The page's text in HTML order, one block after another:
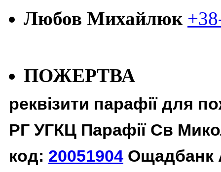
Любов Михайлюк
ПОЖЕРТВА
реквізити парафії для
РГ УГКЦ Парафії Св
код: 20051904 Ощадбанк